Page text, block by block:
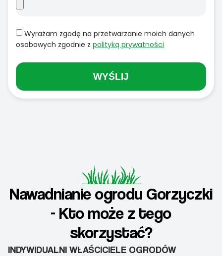
Wyrażam zgodę na przetwarzanie moich danych
osobowych zgodnie z polityką prywatności
WYŚLIJ
Nawadnianie ogrodu Gorzyczki
- Kto może z tego
skorzystać?
INDYWIDUALNI WŁAŚCICIELE OGRODÓW